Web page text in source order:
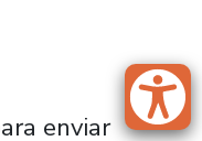
Nacional
enviar